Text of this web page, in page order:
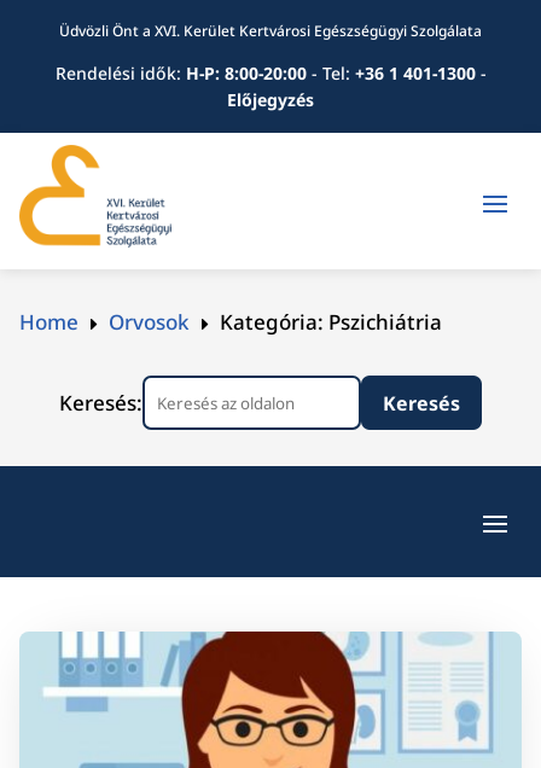
Üdvözli Önt a XVI. Kerület Kertvárosi Egészségügyi Szolgálata
Rendelési idők: H-P: 8:00-20:00 - Tel: +36 1 401-1300-
Előjegyzés
Home E Orvosok E Kategória: Pszichiátria
Keresés: